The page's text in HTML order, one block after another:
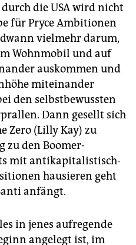
die USA wird nicht
für Pryce Ambitionen
vielmehr darum,
Wohnmobil und auf
auskommen und
miteinander
den selbstbewussten
Dann gesellt sich
Zero (Lilly Kay) zu
zu den Boomer-
mit antikapitalistisch-
hausieren geht
anfängt.
in jenes aufregende
angelegt ist, im